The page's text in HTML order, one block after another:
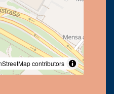
contributors